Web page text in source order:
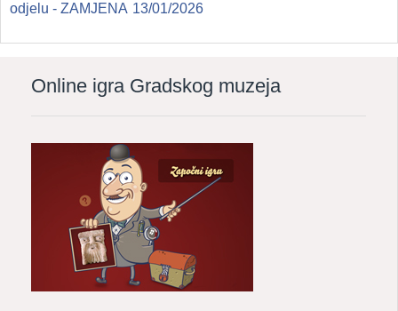
odjelu - ZAMJENA 13/01/2026
Online igra Gradskog muzeja